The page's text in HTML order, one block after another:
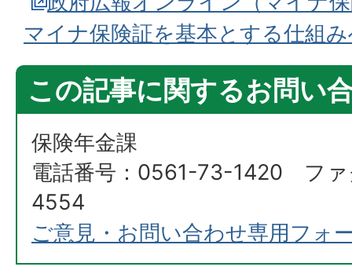
マイナ保険証を基本とする仕組
この記事に関するお問い
保険年金課
電話番号：0561-73-1420 フ
4554
ご意見・お問い合わせ専用フォ